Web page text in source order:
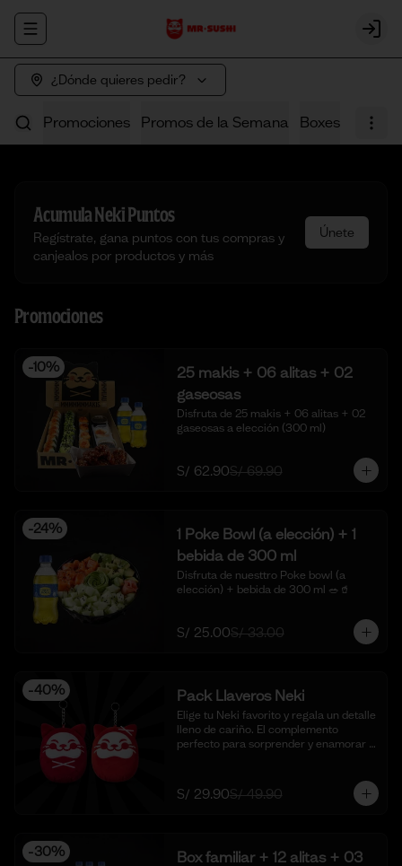
Abrir menu de navegación Login
¿Dónde quieres pedir?
Promociones Promos de la Semana Boxes Poke
AcumulaNeki Puntos
Regístrate, gana puntos con tus compras y
canjealos por productos y más
Únete
Promociones
-10%
25 makis + 06 alitas + 02
gaseosas
Disfruta de 25 makis + 06 alitas + 02
gaseosas a elección (300 ml)
S/ 62.90S/ 69.90
-24%
1 Poke Bowl (a elección) + 1
bebida de 300 ml
Disfruta de nuesttro Poke bowl (a
elección) + bebida de 300 ml 🥗🥤
S/ 25.00S/ 33.00
-40% Pack Llaveros Neki
Elige tu Neki favorito y regala un detalle
lleno de cariño. El complemento
perfecto para sorprender y enamorar
S/ 29.90S/ 49.90
-30%
Box familiar + 12 alitas + 03